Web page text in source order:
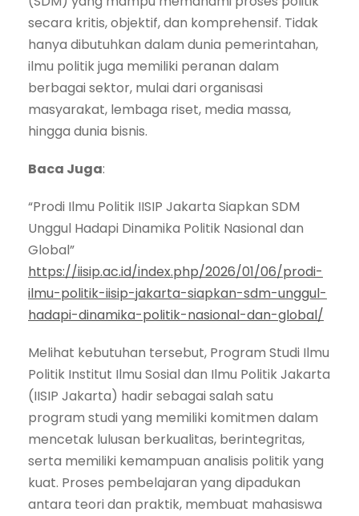
secara kritis, objektif, dan komprehensif. Tidak
hanya dibutuhkan dalam dunia pemerintahan,
ilmu politik juga memiliki peranan dalam
berbagai sektor, mulai dari organisasi
masyarakat, lembaga riset, media massa,
hingga dunia bisnis.
Baca Juga:
“Prodi Ilmu Politik IISIP Jakarta Siapkan SDM
Unggul Hadapi Dinamika Politik Nasional dan
Global”
https://iisip.ac.id/index.php/2026/01/06/prodi-
ilmu-politik-iisip-jakarta-siapkan-sdm-unggul-
hadapi-dinamika-politik-nasional-dan-global/
Melihat kebutuhan tersebut, Program Studi Ilmu
Politik Institut Ilmu Sosial dan Ilmu Politik Jakarta
(IISIP Jakarta) hadir sebagai salah satu
program studi yang memiliki komitmen dalam
mencetak lulusan berkualitas, berintegritas,
serta memiliki kemampuan analisis politik yang
kuat. Proses pembelajaran yang dipadukan
antara teori dan praktik, membuat mahasiswa